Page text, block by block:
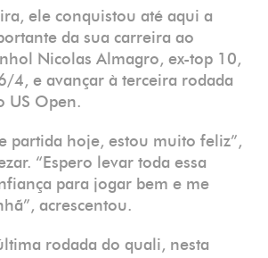
ele conquistou até aqui a
da sua carreira ao
Nicolas Almagro, ex-top 10,
4, e avançar à terceira rodada
US Open.
partida hoje, estou muito feliz”,
“Espero levar toda essa
para jogar bem e me
acrescentou.
rodada do quali, nesta